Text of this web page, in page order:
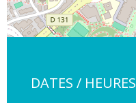
DATES / HEURES